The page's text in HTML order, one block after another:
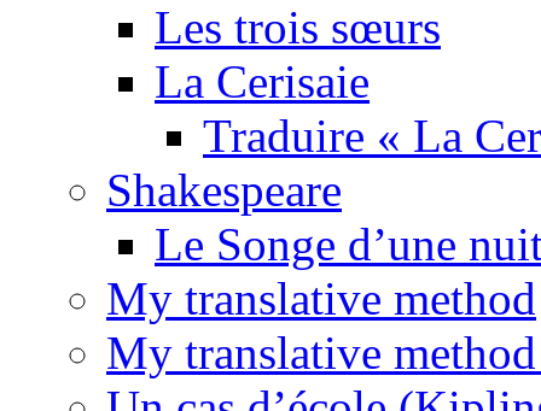
Les trois sœurs
La Cerisaie
Traduire « La
Shakespeare
Le Songe d’une
My translative method
My translative